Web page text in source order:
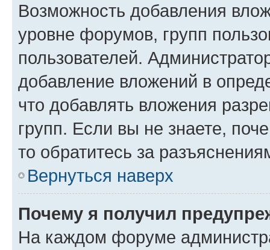
Возможность добавления
уровне форумов, групп
пользователей.
добавление вложений в
что добавлять вложения
групп. Если вы не знаете,
то обратитесь за
Вернуться наверх
Почему я получил
На каждом форуме